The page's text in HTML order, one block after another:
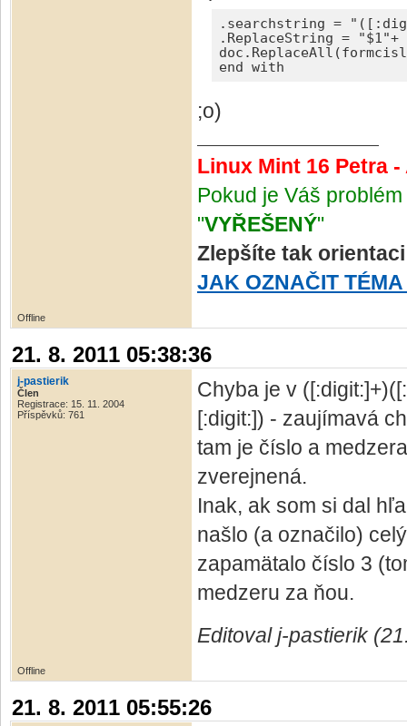
.searchstring =
.ReplaceString = "$1"+
end with
;o)
Linux Mint 16 Petra
Pokud je Váš
"VYŘEŠENÝ"
Zlepšíte tak
JAK OZNAČIT TÉMA
Offline
21. 8. 2011 05:38:36
j-pastierik
Člen
Registrace: 15. 11. 2004
Příspěvků: 761
Chyba je v
[:digit:]) - zaujímavá
tam je číslo a
zverejnená.
Inak, ak som si dal
našlo (a označilo)
zapamätalo číslo 3
medzeru za ňou.
Editoval j-pastierik
Offline
21. 8. 2011 05:55:26